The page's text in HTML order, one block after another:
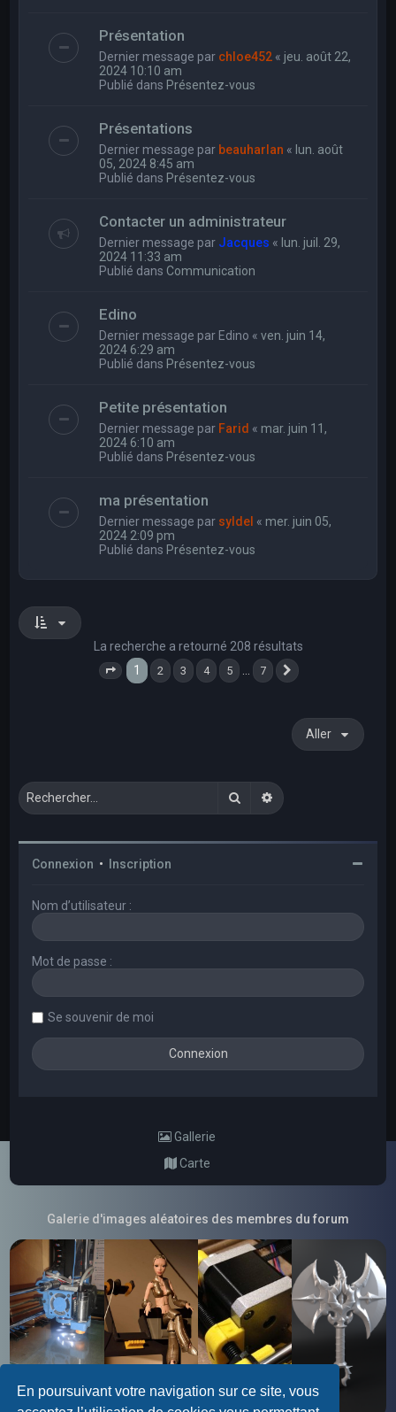
En poursuivant votre navigation sur ce site, vous
Présentation
Dernier message par chloe452 « jeu. août 22,
2024 10:10 am
Publié dans Présentez-vous
Présentations
Dernier message par beauharlan « lun. août
05, 2024 8:45 am
Publié dans Présentez-vous
Contacter un administrateur
Dernier message par Jacques « lun. juil. 29,
2024 11:33 am
Publié dans Communication
Edino
Dernier message par Edino «ven. juin 14,
2024 6:29 am
Publié dans Présentez-vous
Petite présentation
Dernier message par Farid « mar. juin 11,
2024 6:10 am
Publié dans Présentez-vous
ma présentation
Dernier message par syldel « mer. juin 05,
2024 2:09 pm
Publié dans Présentez-vous
La recherche a retourné 208 résultats
Page 1 sur
1 2 3 4 5 7
Aller
RechercherRecherche avancée
Connexion • Inscription
Nom d’utilisateur :
Mot de passe :
Se souvenir de moi
Gallerie
Carte
Galerie d'images aléatoires des membres du forum